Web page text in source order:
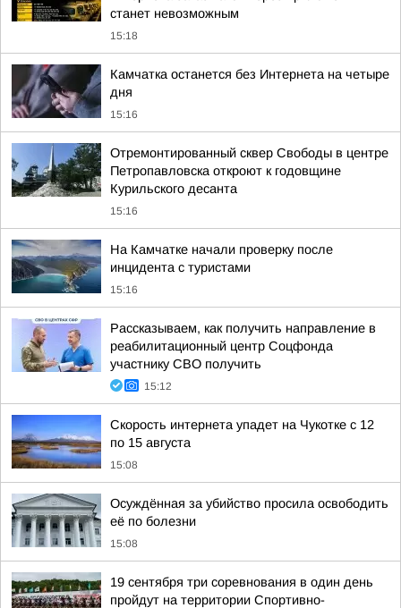
станет невозможным
15:18
Камчатка останется без Интернета на четыре
дня
15:16
Отремонтированный сквер Свободы в центре
Петропавловска откроют к годовщине
Курильского десанта
15:16
На Камчатке начали проверку после
инцидента с туристами
15:16
Рассказываем, как получить направление в
реабилитационный центр Соцфонда
участнику СВО получить
15:12
Скорость интернета упадет на Чукотке с 12
по 15 августа
15:08
Осуждённая за убийство просила освободить
её по болезни
15:08
19 сентября три соревнования в один день
пройдут на территории Спортивно-